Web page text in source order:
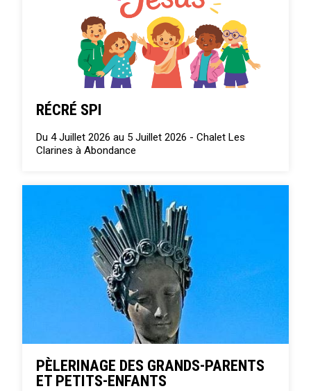
RÉCRÉ SPI
Du 4 Juillet 2026 au 5 Juillet 2026 -Chalet Les
Clarines à Abondance
PÈLERINAGE DES GRANDS-PARENTS
ET PETITS-ENFANTS